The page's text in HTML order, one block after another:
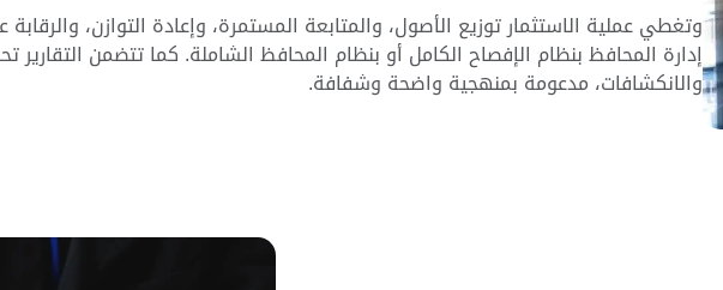
وتغطي عملية الاستثمار توزيع الأصول، والمتابعة المستمرة، وإعادة التوازن،
إدارة المحافظ بنظام الإفصاح الكامل أو بنظام المحافظ الشاملة. كما تتضمن التقارير
والانكشافات، مدعومة بمنهجية واضحة وشفافة.